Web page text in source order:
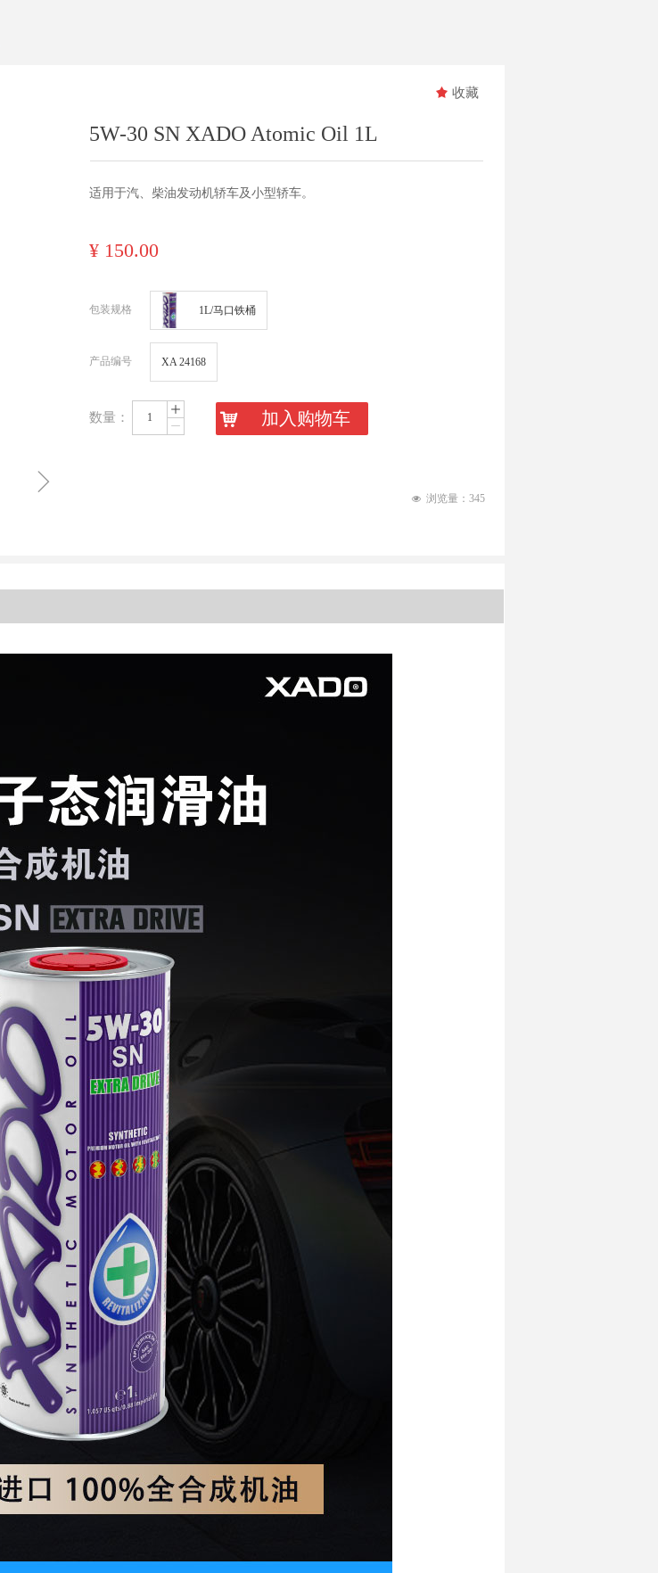
ꁇ
5W-30 SN XADO Atomic Oil 1L
数量：
ꄸ
ꄷ
¥ 150.00
낙 加入购物车
适用于汽、柴油发动机轿车及小型轿车。
包装规格 1L/马口铁桶
产品编号 XA 24168
끄 收藏
넶 浏览量： 345